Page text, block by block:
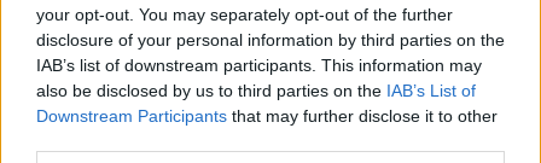
your opt-out. You may separately opt-out of the further
disclosure of your personal information by third parties on the
IAB’s list of downstream participants. This information may
also be disclosed by us to third parties on the IAB’s List of
Downstream Participants that may further disclose it to other
INTERVIU. „Imaginați-vă că ar fi trebuit s-o
sune Dăncilă pe Merkel:...
Laurențiu Ciocăzanu - miercuri, 22 iulie 2020